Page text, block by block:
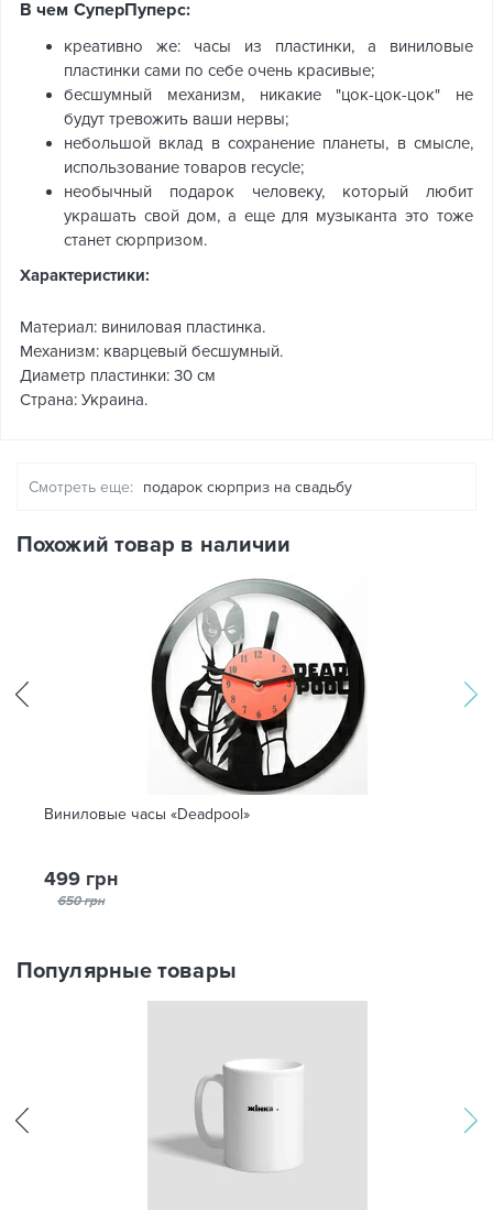
В чем СуперПуперс:
креативно же: часы из пластинки, а виниловые
пластинки сами по себе очень красивые;
бесшумный механизм, никакие "цок-цок-цок" не
будут тревожить ваши нервы;
небольшой вклад в сохранение планеты, в смысле,
использование товаров recycle;
необычный подарок человеку, который любит
украшать свой дом, а еще для музыканта это тоже
станет сюрпризом.
Характеристики:
Материал: виниловая пластинка.
Механизм: кварцевый бесшумный.
Диаметр пластинки: 30 см
Страна: Украина.
Смотреть еще: подарок сюрприз на свадьбу
Похожий товар в наличии
Виниловые часы «Deadpool»
499 грн
650 грн
Популярные товары